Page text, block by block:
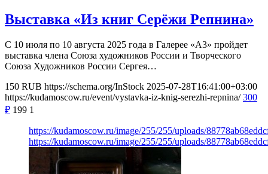
Выставка «Из книг Серёжи Репнина»
С 10 июля по 10 августа 2025 года в Галерее «А3» пройдет
выставка члена Союза художников России и Творческого
Союза Художников России Сергея…
150 RUB https://schema.org/InStock 2025-07-28T16:41:00+03:00
https://kudamoscow.ru/event/vystavka-iz-knig-serezhi-repnina/ 300
₽ 199 1
https://kudamoscow.ru/image/255/255/uploads/
https://kudamoscow.ru/image/255/255/uploads/